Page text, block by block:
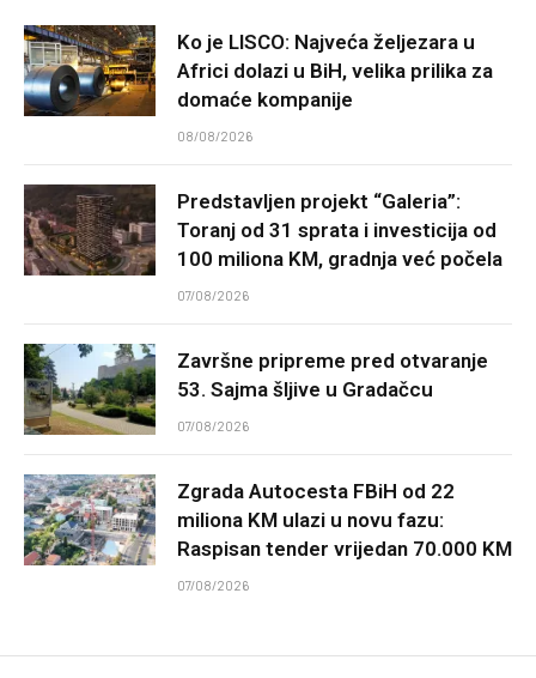
Ko je LISCO: Najveća željezara u
Africi dolazi u BiH, velika prilika za
domaće kompanije
08/08/2026
Predstavljen projekt “Galeria”:
Toranj od 31 sprata i investicija od
100 miliona KM, gradnja već počela
07/08/2026
Završne pripreme pred otvaranje
53. Sajma šljive u Gradačcu
07/08/2026
Zgrada Autocesta FBiH od 22
miliona KM ulazi u novu fazu:
Raspisan tender vrijedan 70.000 KM
07/08/2026